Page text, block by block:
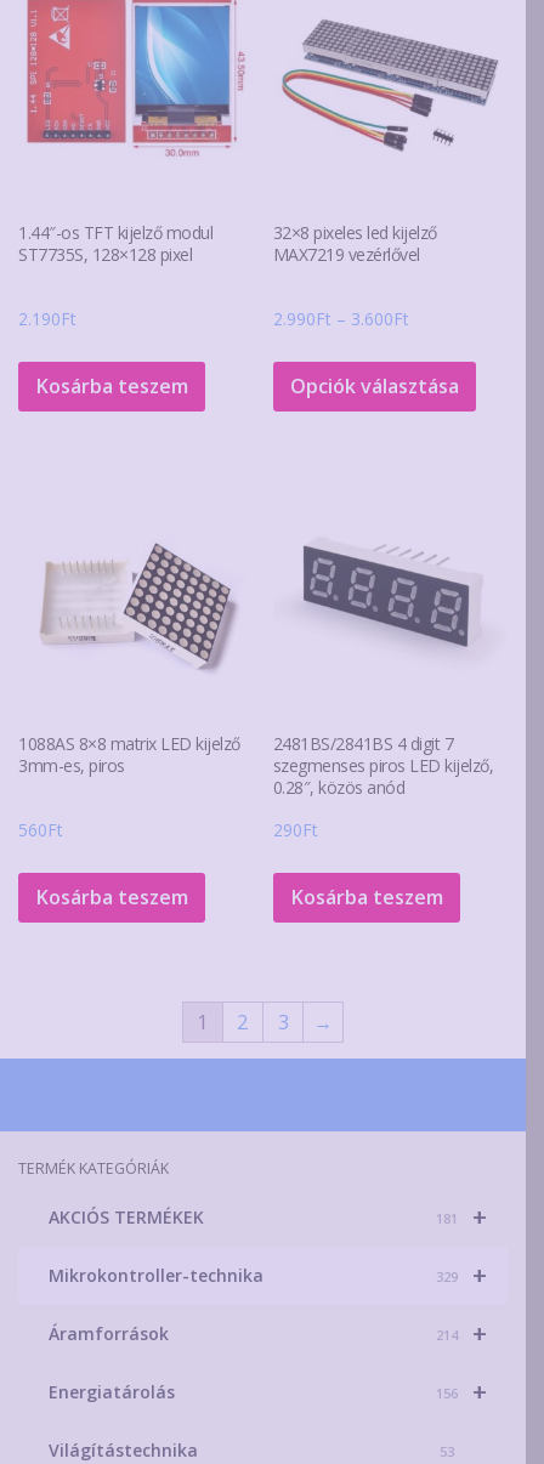
a
1.44″-os TFT kijelző modul
ST7735S, 128×128 pixel
2.190Ft
Kosárba teszem
32×8 pixeles led kijelző
MAX7219 vezérlővel
2.990Ft – 3.600FtÁrtartomány:
-
3.600Ft
Opciók választása
Ennek
1088AS 8×8 matrix LED kijelző
3mm-es, piros
560Ft
Kosárba teszem
2481BS/2841BS 4 digit 7
szegmenses piros LED kijelző,
0.28″, közös anód
290Ft
Kosárba teszem
1 2 3 →
TERMÉK KATEGÓRIÁK
+
AKCIÓS TERMÉKEK 181
+
Mikrokontroller-technika 329
+
Áramforrások 214
+
Energiatárolás 156
Világítástechnika 53